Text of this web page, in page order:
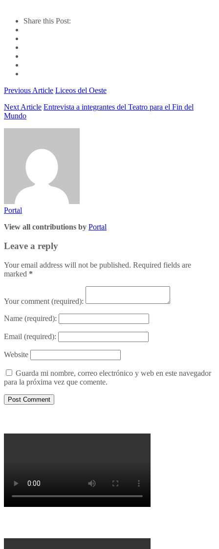
Share this Post:
Previous Article Liceos del Oeste
Next Article Entrevista a integrantes del Teatro para el Fin del
Mundo
Portal
View all contributions by Portal
Leave a reply
Your email address will not be published. Required fields are
marked *
Your comment (required):
Name (required):
Email (required):
Website
Guarda mi nombre, correo electrónico y web en este navegador
para la próxima vez que comente.